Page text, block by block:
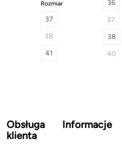
Rozmiar
37
38
41
36
37
38
40
Obsługa
klienta
Informacje